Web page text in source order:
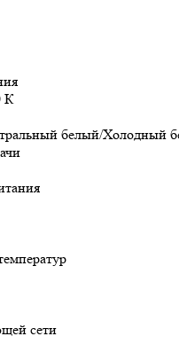
К
белый/Холодный
сети